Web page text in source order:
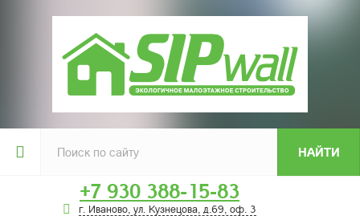
НАЙТИ
+7 930 388-15-83
г. Иваново, ул. Кузнецова, д.69, оф. 3